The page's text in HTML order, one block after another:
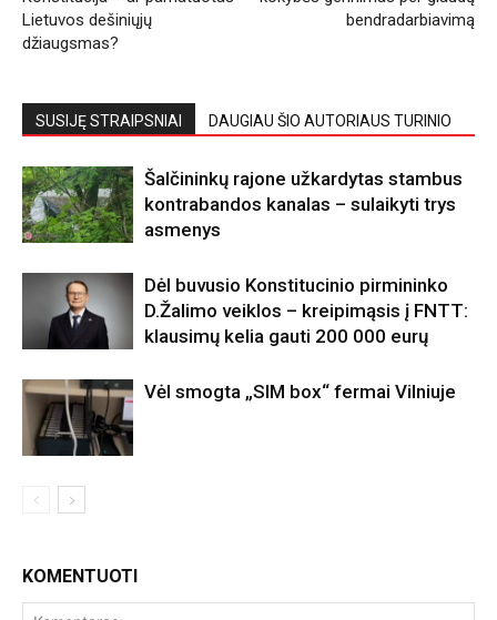
Lietuvos dešiniųjų
džiaugsmas?
bendradarbiavimą
SUSIJĘ STRAIPSNIAI DAUGIAU ŠIO AUTORIAUS TURINIO
Šalčininkų rajone užkardytas stambus
kontrabandos kanalas – sulaikyti trys
asmenys
Dėl buvusio Konstitucinio pirmininko
D.Žalimo veiklos – kreipimąsis į FNTT:
klausimų kelia gauti 200 000 eurų
Vėl smogta „SIM box“ fermai Vilniuje
KOMENTUOTI